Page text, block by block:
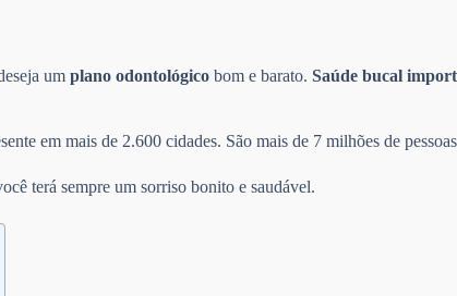
um plano odontológico bom e barato. Saúde bucal
em mais de 2.600 cidades. São mais de 7 milhões de
terá sempre um sorriso bonito e saudável.